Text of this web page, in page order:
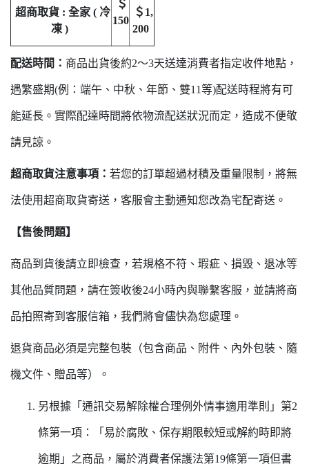
超商取貨 : 全家 ( 冷
凍 )
＄
150
＄1,
200
配送時間： 商品出貨後約2～3天送達消費者指定收件地點，
遇繁盛期(例：端午、中秋、年節、雙11等)配送時程將有可
能延長。實際配達時間將依物流配送狀況而定，造成不便敬
請見諒。
超商取貨注意事項： 若您的訂單超過材積及重量限制，將無
法使用超商取貨寄送，客服會主動通知您改為宅配寄送。
【售後問題】
商品到貨後請立即檢查，若規格不符、瑕疵、損毀、退冰等
其他品質問題，請在簽收後24小時內與聯繫客服，並請將商
品拍照寄到客服信箱，我們將會儘快為您處理。
退貨商品必須是完整包裝（包含商品、附件、內外包裝、隨
機文件、贈品等）。
另根據「通訊交易解除權合理例外情事適用準則」第2
條第一項：「易於腐敗、保存期限較短或解約時即將
逾期」之商品，屬於消費者保護法第19條第一項但書